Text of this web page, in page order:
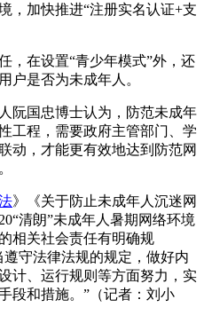
，加快推进“注册实名认证+支
在设置“青少年模式”外，还
户是否为未成年人。
国忠博士认为，防范未成年
工程，需要政府主管部门、学
动，才能更有效地达到防范网
》《关于防止未成年人沉迷网
清朗”未成年人暑期网络环境
相关社会责任有明确规
守法律法规的规定，做好内
计、运行规则等方面努力，实
段和措施。”（记者：刘小